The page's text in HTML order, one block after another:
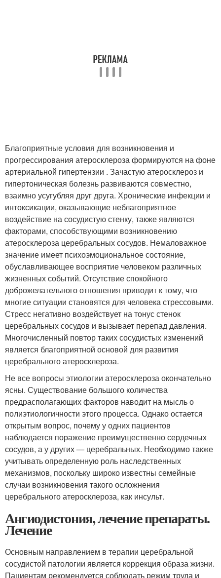
Благоприятные условия для возникновения и
прогрессирования атеросклероза формируются на фоне
артериальной гипертензии . Зачастую атеросклероз и
гипертоническая болезнь развиваются совместно,
взаимно усугубляя друг друга. Хронические инфекции и
интоксикации, оказывающие неблагоприятное
воздействие на сосудистую стенку, также являются
факторами, способствующими возникновению
атеросклероза церебральных сосудов. Немаловажное
значение имеет психоэмоциональное состояние,
обуславливающее восприятие человеком различных
жизненных событий. Отсутствие спокойного
доброжелательного отношения приводит к тому, что
многие ситуации становятся для человека стрессовыми.
Стресс негативно воздействует на тонус стенок
церебральных сосудов и вызывает перепад давления.
Многочисленный повтор таких сосудистых изменений
является благоприятной основой для развития
церебрального атеросклероза.
Не все вопросы этиологии атеросклероза окончательно
ясны. Существование большого количества
предрасполагающих факторов наводит на мысль о
полиэтиологичности этого процесса. Однако остается
открытым вопрос, почему у одних пациентов
наблюдается поражение преимущественно сердечных
сосудов, а у других — церебральных. Необходимо также
учитывать определенную роль наследственных
механизмов, поскольку широко известны семейные
случаи возникновения такого осложнения
церебрального атеросклероза, как инсульт.
Ангиодистония, лечение препараты.
Лечение
Основным направлением в терапии церебральной
сосудистой патологии является коррекция образа жизни.
Пациентам рекомендуется соблюдать режим труда и